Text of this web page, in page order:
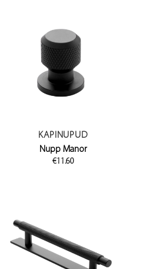
KAPINUPUD
Nupp Manor
€11.60